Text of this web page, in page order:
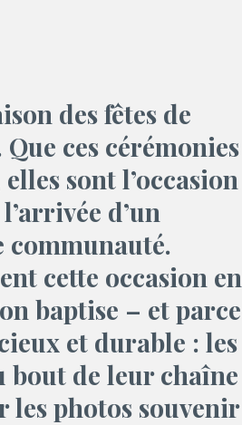
des fêtes de
ces cérémonies
sont l’occasion
d’un
communauté.
cette occasion en
baptise – et parce
et durable : les
de leur chaîne
les photos souvenir